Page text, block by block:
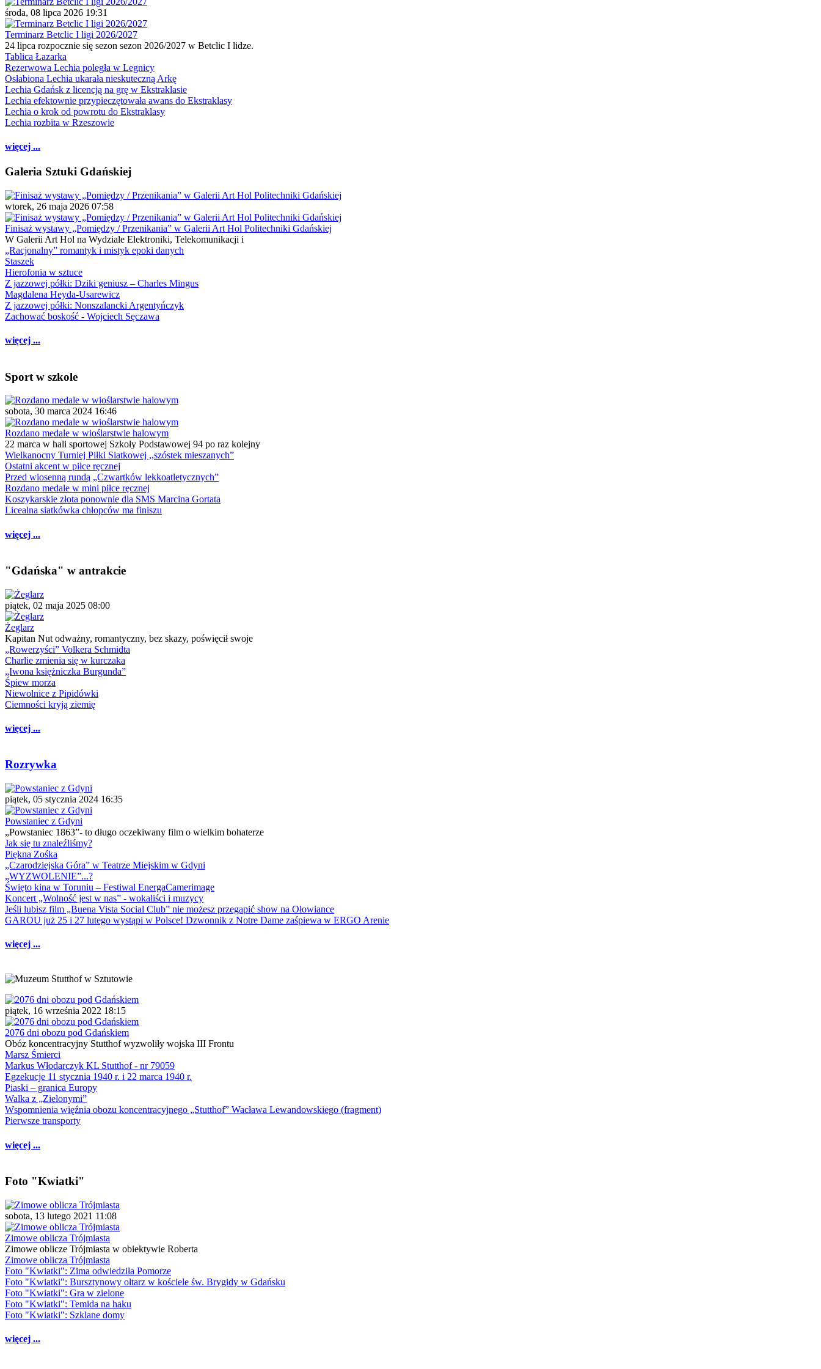
środa, 08 lipca 2026 19:31
Terminarz Betclic I ligi 2026/2027
24 lipca rozpocznie się sezon sezon 2026/2027 w Betclic I lidze.
Tablica Łazarka
Rezerwowa Lechia poległa w Legnicy
Osłabiona Lechia ukarała nieskuteczną Arkę
Lechia Gdańsk z licencją na grę w Ekstraklasie
Lechia efektownie przypieczętowała awans do Ekstraklasy
Lechia o krok od powrotu do Ekstraklasy
Lechia rozbita w Rzeszowie
więcej ...
Galeria Sztuki Gdańskiej
wtorek, 26 maja 2026 07:58
Finisaż wystawy „Pomiędzy / Przenikania” w Galerii Art Hol Politechniki Gdańskiej
W Galerii Art Hol na Wydziale Elektroniki, Telekomunikacji i
„Racjonalny” romantyk i mistyk epoki danych
Staszek
Hierofonia w sztuce
Z jazzowej półki: Dziki geniusz – Charles Mingus
Magdalena Heyda-Usarewicz
Z jazzowej półki: Nonszalancki Argentyńczyk
Zachować boskość - Wojciech Sęczawa
więcej ...
Sport w szkole
sobota, 30 marca 2024 16:46
Rozdano medale w wioślarstwie halowym
22 marca w hali sportowej Szkoły Podstawowej 94 po raz kolejny
Wielkanocny Turniej Piłki Siatkowej ,,szóstek mieszanych”
Ostatni akcent w piłce ręcznej
Przed wiosenną rundą „Czwartków lekkoatletycznych”
Rozdano medale w mini piłce ręcznej
Koszykarskie złota ponownie dla SMS Marcina Gortata
Licealna siatkówka chłopców ma finiszu
więcej ...
"Gdańska" w antrakcie
piątek, 02 maja 2025 08:00
Żeglarz
Kapitan Nut odważny, romantyczny, bez skazy, poświęcił swoje
„Rowerzyści” Volkera Schmidta
Charlie zmienia się w kurczaka
„Iwona księżniczka Burgunda”
Śpiew morza
Niewolnice z Pipidówki
Ciemności kryją ziemię
więcej ...
Rozrywka
piątek, 05 stycznia 2024 16:35
Powstaniec z Gdyni
„Powstaniec 1863”- to długo oczekiwany film o wielkim bohaterze
Jak się tu znaleźliśmy?
Piękna Zośka
„Czarodziejska Góra” w Teatrze Miejskim w Gdyni
„WYZWOLENIE”...?
Święto kina w Toruniu – Festiwal EnergaCamerimage
Koncert „Wolność jest w nas” - wokaliści i muzycy
Jeśli lubisz film „Buena Vista Social Club” nie możesz przegapić show na Ołowiance
GAROU już 25 i 27 lutego wystąpi w Polsce! Dzwonnik z Notre Dame zaśpiewa w ERGO Arenie
więcej ...
piątek, 16 września 2022 18:15
2076 dni obozu pod Gdańskiem
Obóz koncentracyjny Stutthof wyzwoliły wojska III Frontu
Marsz Śmierci
Markus Włodarczyk KL Stutthof - nr 79059
Egzekucje 11 stycznia 1940 r. i 22 marca 1940 r.
Piaski – granica Europy
Walka z „Zielonymi”
Wspomnienia więźnia obozu koncentracyjnego „Stutthof” Wacława Lewandowskiego (fragment)
Pierwsze transporty
więcej ...
Foto "Kwiatki"
sobota, 13 lutego 2021 11:08
Zimowe oblicza Trójmiasta
Zimowe oblicze Trójmiasta w obiektywie Roberta
Zimowe oblicza Trójmiasta
Foto "Kwiatki": Zima odwiedziła Pomorze
Foto "Kwiatki": Bursztynowy ołtarz w kościele św. Brygidy w Gdańsku
Foto "Kwiatki": Gra w zielone
Foto "Kwiatki": Temida na haku
Foto "Kwiatki": Szklane domy
więcej ...